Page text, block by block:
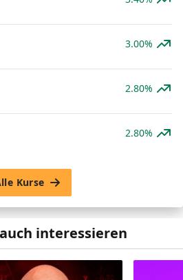
3.00%
2.80%
2.80%
Kurse
interessieren